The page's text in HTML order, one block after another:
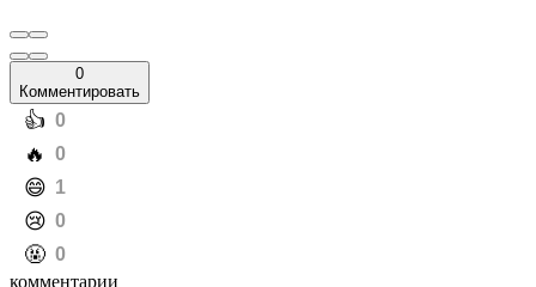
0
Комментировать
️👍 0
️🔥 0
️😄 1
️😢 0
️🤬 0
комментарии